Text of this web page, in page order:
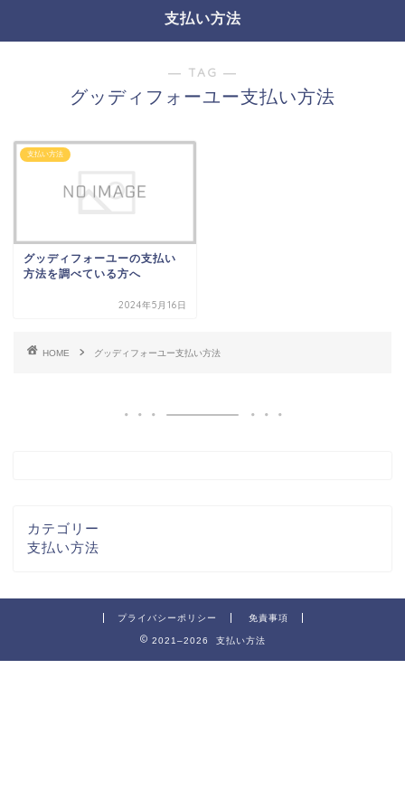
支払い方法
― TAG ―
グッディフォーユー支払い方法
支払い方法
グッディフォーユーの支払い
方法を調べている方へ
2024年5月16日
HOME グッディフォーユー支払い方法
カテゴリー
支払い方法
プライバシーポリシー 免責事項
2021–2026 支払い方法